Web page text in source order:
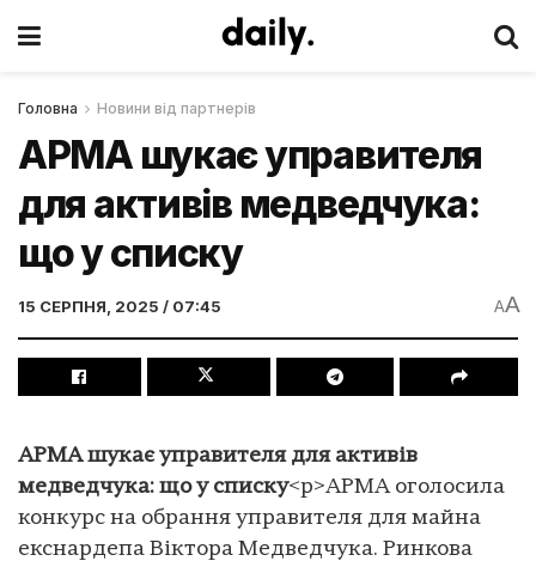
Головна Новини від партнерів
АРМА шукає управителя
для активів медведчука:
що у списку
15 СЕРПНЯ, 2025 / 07:45 AA
АРМА шукає управителя для активів
медведчука: що у списку<p>АРМА оголосила
конкурс на обрання управителя для майна
екснардепа Віктора Медведчука. Ринкова